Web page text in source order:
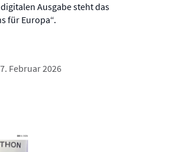
Ausgabe steht das
für Europa“.
Februar 2026